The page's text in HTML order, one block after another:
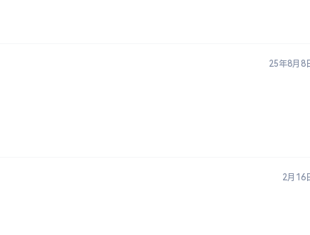
25年8月8
2月16